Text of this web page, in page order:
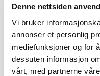
Denne nettsiden
Vi bruker
annonser et personlig
mediefunksjoner og for
dessuten informasjon
vårt, med partnerne
bokskamera
• Kodak Brownie
• Merket "Made in
• For Kodak 620-film